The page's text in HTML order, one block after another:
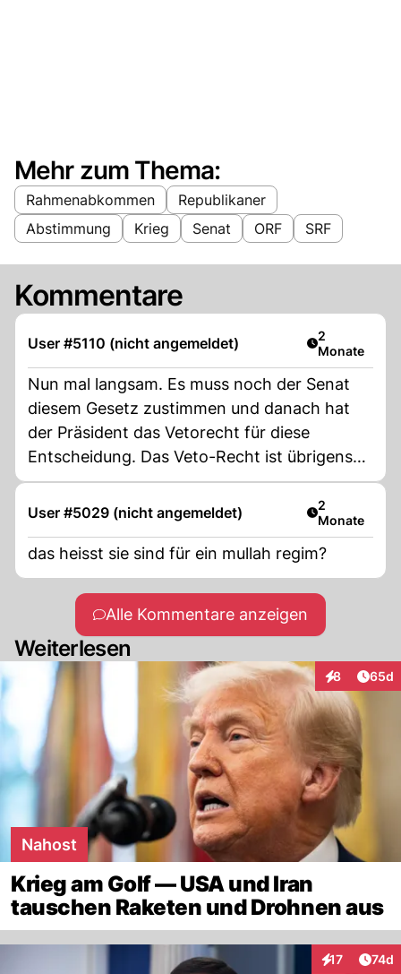
Mehr zum Thema:
Rahmenabkommen
Republikaner
Abstimmung
Krieg Senat ORF SRF
Kommentare
User #5110 (nicht angemeldet) Artikel
2
Monate
Nun mal langsam. Es muss noch der Senat
diesem Gesetz zustimmen und danach hat
der Präsident das Vetorecht für diese
Entscheidung. Das Veto-Recht ist übrigens
schon von fast allen Präsidenten genutzt
worden inkl. Obama und Biden... Das ist
User #5029 (nicht angemeldet) Artikel
2
Monate
das heisst sie sind für ein mullah regim?
Alle Kommentare anzeigen
Weiterlesen
8
Interaktionen
65d
Nahost
Krieg am Golf — USA und Iran
tauschen Raketen und Drohnen aus
17
Interaktionen
74d